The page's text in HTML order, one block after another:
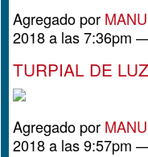
Agregado por
2018 a las 7:36pm
TURPIAL DE LUZ
Agregado por
2018 a las 9:57pm